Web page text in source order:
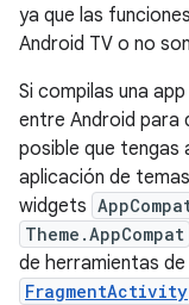
ya que las
Android TV o no
Si compilas una
entre Android para
posible que tengas
aplicación de
widgets
Theme.AppCompat
de herramientas de
FragmentActivity